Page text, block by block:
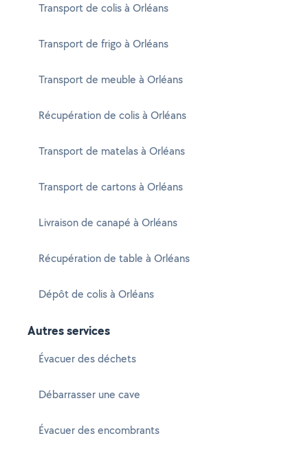
Transport de colis à Orléans
Transport de frigo à Orléans
Transport de meuble à Orléans
Récupération de colis à Orléans
Transport de matelas à Orléans
Transport de cartons à Orléans
Livraison de canapé à Orléans
Récupération de table à Orléans
Dépôt de colis à Orléans
Autres services
Évacuer des déchets
Débarrasser une cave
Évacuer des encombrants